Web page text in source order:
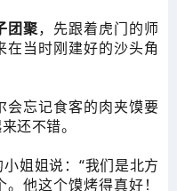
团聚，先跟着虎门的师
当时刚建好的沙头角
会忘记食客的肉夹馍要
还不错。
姐姐说：“我们是北方
他这个馍烤得真好！